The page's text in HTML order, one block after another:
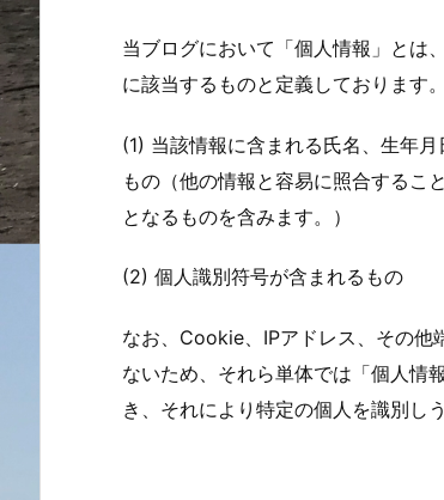
当ブログにおいて「個人情報」とは
に該当するものと定義しております。
(1) 当該情報に含まれる氏名、生年
もの（他の情報と容易に照合するこ
となるものを含みます。）
(2) 個人識別符号が含まれるもの
なお、Cookie、IPアドレス、その他
ないため、それら単体では「個人情
き、それにより特定の個人を識別し